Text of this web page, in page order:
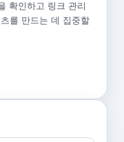
확인하고 링크 관리
를 만드는 데 집중할